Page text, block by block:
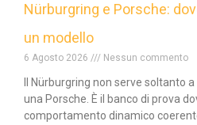
Nürburgring e Porsche:
un modello
6 Agosto 2026 Nessun commento
Il Nürburgring non serve soltanto
una Porsche. È il banco di prova
comportamento dinamico